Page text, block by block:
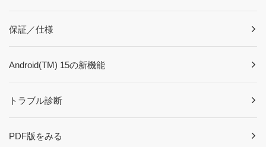
保証／仕様
Android(TM) 15の新機能
トラブル診断
PDF版をみる